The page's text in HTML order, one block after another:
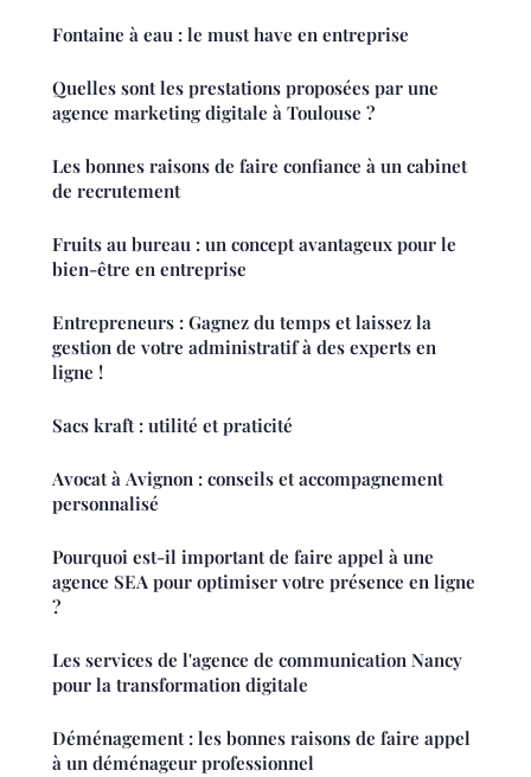
Fontaine à eau : le must have en entreprise
Quelles sont les prestations proposées par une
agence marketing digitale à Toulouse ?
Les bonnes raisons de faire confiance à un cabinet
de recrutement
Fruits au bureau : un concept avantageux pour le
bien-être en entreprise
Entrepreneurs : Gagnez du temps et laissez la
gestion de votre administratif à des experts en
ligne !
Sacs kraft : utilité et praticité
Avocat à Avignon : conseils et accompagnement
personnalisé
Pourquoi est-il important de faire appel à une
agence SEA pour optimiser votre présence en ligne
?
Les services de l'agence de communication Nancy
pour la transformation digitale
Déménagement : les bonnes raisons de faire appel
à un déménageur professionnel